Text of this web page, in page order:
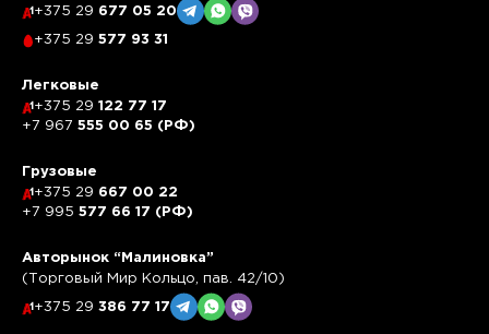
+375 29 677 05 20
+375 29 577 93 31
Легковые
+375 29 122 77 17
+7 967 555 00 65 (РФ)
Грузовые
+375 29 667 00 22
+7 995 577 66 17 (РФ)
Авторынок “Малиновка”
(Торговый Мир Кольцо, пав. 42/10)
+375 29 386 77 17